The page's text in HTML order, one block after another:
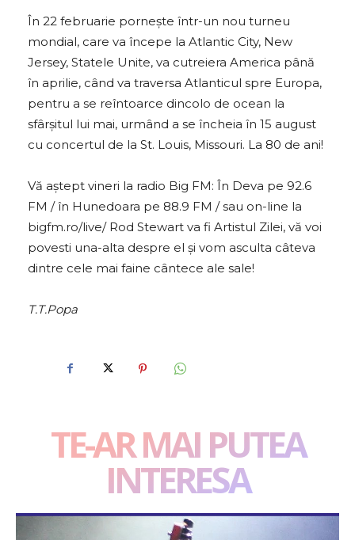
În 22 februarie pornește într-un nou turneu
mondial, care va începe la Atlantic City, New
Jersey, Statele Unite, va cutreiera America până
în aprilie, când va traversa Atlanticul spre Europa,
pentru a se reîntoarce dincolo de ocean la
sfârșitul lui mai, urmând a se încheia în 15 august
cu concertul de la St. Louis, Missouri. La 80 de ani!
Vă aștept vineri la radio Big FM: În Deva pe 92.6
FM / în Hunedoara pe 88.9 FM / sau on-line la
bigfm.ro/live/ Rod Stewart va fi Artistul Zilei, vă voi
povesti una-alta despre el și vom asculta câteva
dintre cele mai faine cântece ale sale!
T.T.Popa
TE-AR MAI PUTEA
INTERESA